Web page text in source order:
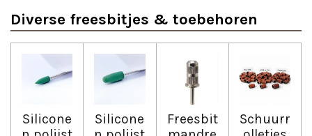
Diverse freesbitjes & toebehoren
Silicone
Silicone
Freesbit
Schuurr